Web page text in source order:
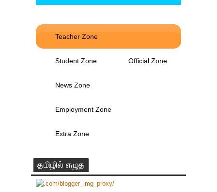
Teacher Zone
Student Zone Official Zone
News Zone
Employment Zone
Extra Zone
தமிழில் எழுத